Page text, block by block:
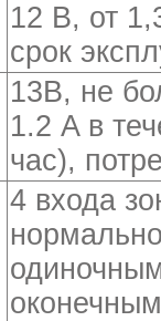
12 В, от
срок
13В, не
1.2 A в
час),
4 входа